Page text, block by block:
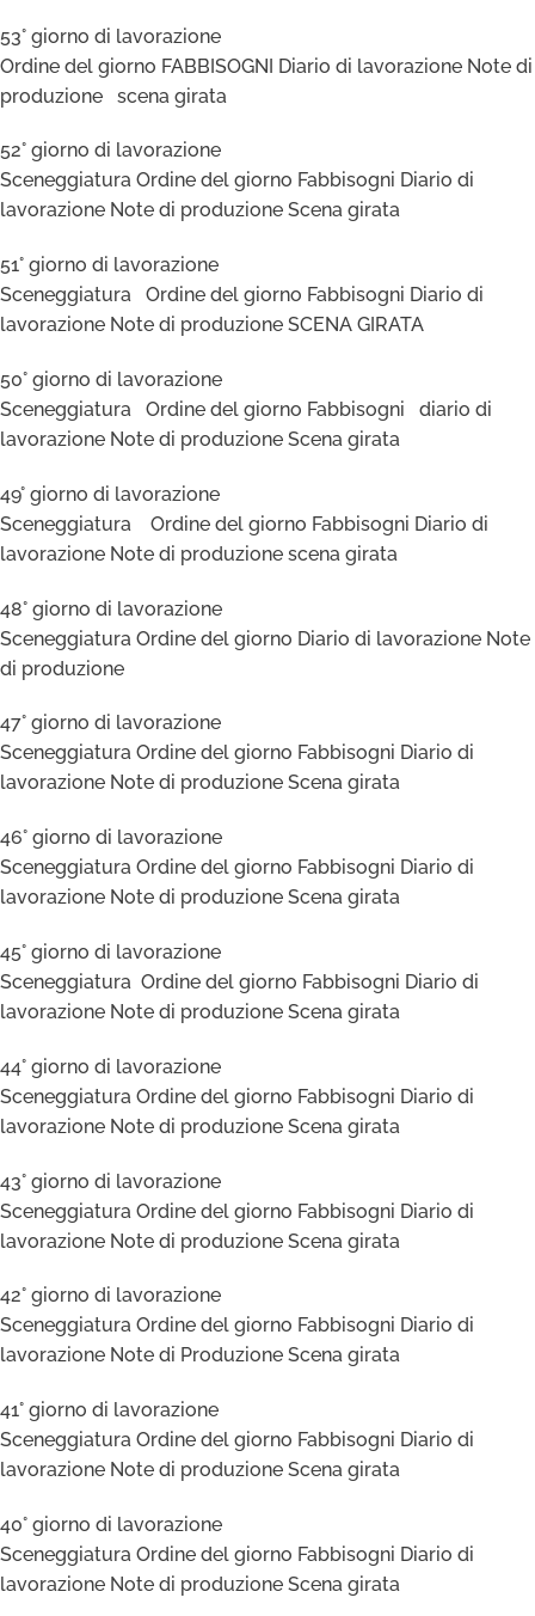
53° giorno di lavorazione
Ordine del giorno FABBISOGNI Diario di lavorazione Note di
produzione scena girata
52° giorno di lavorazione
Sceneggiatura Ordine del giorno Fabbisogni Diario di
lavorazione Note di produzione Scena girata
51° giorno di lavorazione
Sceneggiatura Ordine del giorno Fabbisogni Diario di
lavorazione Note di produzione SCENA GIRATA
50° giorno di lavorazione
Sceneggiatura Ordine del giorno Fabbisogni diario di
lavorazione Note di produzione Scena girata
49° giorno di lavorazione
Sceneggiatura Ordine del giorno Fabbisogni Diario di
lavorazione Note di produzione scena girata
48° giorno di lavorazione
Sceneggiatura Ordine del giorno Diario di lavorazione Note
di produzione
47° giorno di lavorazione
Sceneggiatura Ordine del giorno Fabbisogni Diario di
lavorazione Note di produzione Scena girata
46° giorno di lavorazione
Sceneggiatura Ordine del giorno Fabbisogni Diario di
lavorazione Note di produzione Scena girata
45° giorno di lavorazione
Sceneggiatura Ordine del giorno Fabbisogni Diario di
lavorazione Note di produzione Scena girata
44° giorno di lavorazione
Sceneggiatura Ordine del giorno Fabbisogni Diario di
lavorazione Note di produzione Scena girata
43° giorno di lavorazione
Sceneggiatura Ordine del giorno Fabbisogni Diario di
lavorazione Note di produzione Scena girata
42° giorno di lavorazione
Sceneggiatura Ordine del giorno Fabbisogni Diario di
lavorazione Note di Produzione Scena girata
41° giorno di lavorazione
Sceneggiatura Ordine del giorno Fabbisogni Diario di
lavorazione Note di produzione Scena girata
40° giorno di lavorazione
Sceneggiatura Ordine del giorno Fabbisogni Diario di
lavorazione Note di produzione Scena girata